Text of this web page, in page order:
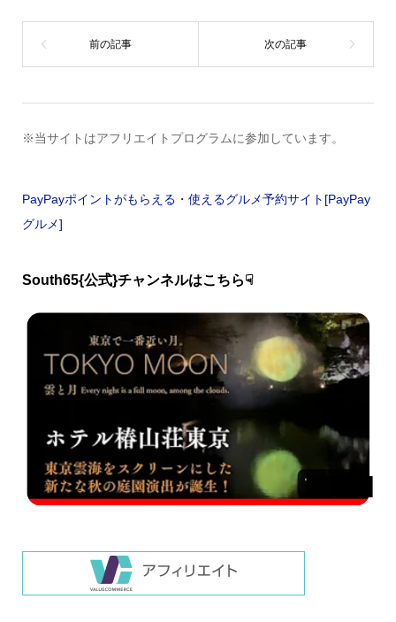
※当サイトはアフリエイトプログラムに参加しています。
PayPayポイントがもらえる・使えるグルメ予約サイト[PayPay
グルメ]
South65{公式}チャンネルはこちら☟